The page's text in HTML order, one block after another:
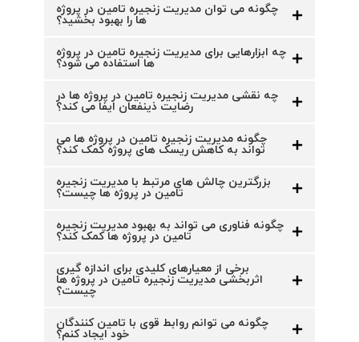
چگونه می توان مدیریت زنجیره تامین در پروژه
ها را بهبود بخشید؟
چه ابزارهایی برای مدیریت زنجیره تامین در پروژه
ها استفاده می شود؟
چه نقشی مدیریت زنجیره تامین در پروژه ها در
رضایت ذینفعان ایفا می کند؟
چگونه مدیریت زنجیره تامین در پروژه ها می
تواند به کاهش ریسک های پروژه کمک کند؟
بزرگترین چالش های مرتبط با مدیریت زنجیره
تامین در پروژه ها چیست؟
چگونه فناوری می تواند به بهبود مدیریت زنجیره
تامین در پروژه ها کمک کند؟
برخی از معیارهای کلیدی برای اندازه گیری
اثربخشی مدیریت زنجیره تامین در پروژه ها
چیست؟
چگونه می توانم روابط قوی با تامین کنندگان
خود ایجاد کنم؟